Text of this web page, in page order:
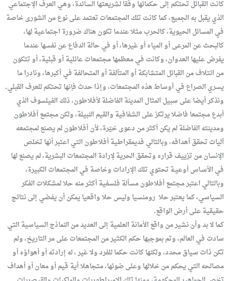
كانت القبائل تحتكم إلى حكمائها وفقا لشريعتها السائدة، وهي العرف الإجتماعي
الذي يقبل به الجميع، كما كانت تلك المجتمعات تعتمد على نوع من الشورى خاصة
في المسائل الحيوية، كالحرب مثلا عندما تكون هناك ضرورة اجتماعية لها،
كالبحث عن المرعى أو المياه أو غيرها، أو في حالة الدفاع عن نفسها عندما
يفرض عليها العدوان، وكانت في معظمها مجتمعات عائلية أو قبلية، أو تتكون
من ائتلاف من القبائل المتشابكة أو المتآلفة أو المتحالفة في أكبرها، ونادرا ما
يسري الصراع في أوساط هذه المجتمعات، وإذا حدث فإنها تحتكم للعرف القبلي.
ونذكر أيضا على سبيل المثال المدينة الفاضلة لأفلاطون، ذلك الفيلسوف الذي
أبدع مجتمعا فاضلا يرتكز على الشفافية والقيم النبيلة، ولكن مجتمع أفلاطون
ومدينته الفاضلة لم يكن أكثر من دعوى خيّرة، لأن أفلاطون لم يصنع لمجتمعه
آليات تحقق أهدافه، وبالتالي فديمقراطية أفلاطون التي اعتبر أنها تخلص
الإنسان من تزييف قراره وتحقق الحرية لإرادة المجتمعات البشرية، لم يصنع لها
في الأسـاس أوعيـة تحتوي تلك الإرادات وخاصة في المجتمعات الكبيرة،
وبالتالي اعتبر مجتمع أفلاطون مسألة فلسفية أكثر منه حلا لمشكلات الفكر
السياسي، كما يعتبر حلا رومنسيا وليس حلا واقعيا يمكن أن يفضي إلى نتائج
حقيقية على أرض الواقع.
كما لا بد وأن نشير من واقع الأمانة العلمية إلى العديد من النماذج السياسية التي
سادت في العالم، وتم بموجبها حكم الكثير من المجتمعات على مر التاريخ، ولم
تكن ذات سياق محدد، ولكنها كانت حكما للفرد ولا غير ، له إرادته أو أهواؤه أو
مصالحه التي يحكم من خلالها وعلى ضوئها، متجاهلا أية قيم أو معان أو أهداف